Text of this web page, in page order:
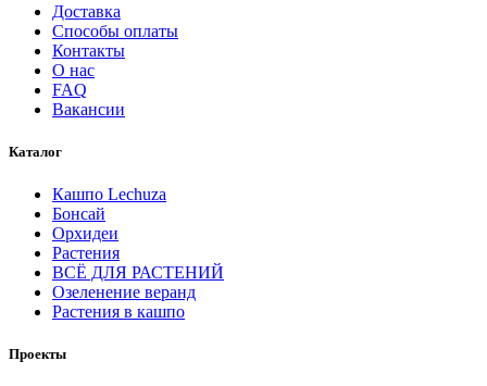
Доставка
Способы оплаты
Контакты
О нас
FAQ
Вакансии
Каталог
Кашпо Lechuza
Бонсай
Орхидеи
Растения
ВСЁ ДЛЯ РАСТЕНИЙ
Озеленение веранд
Растения в кашпо
Проекты